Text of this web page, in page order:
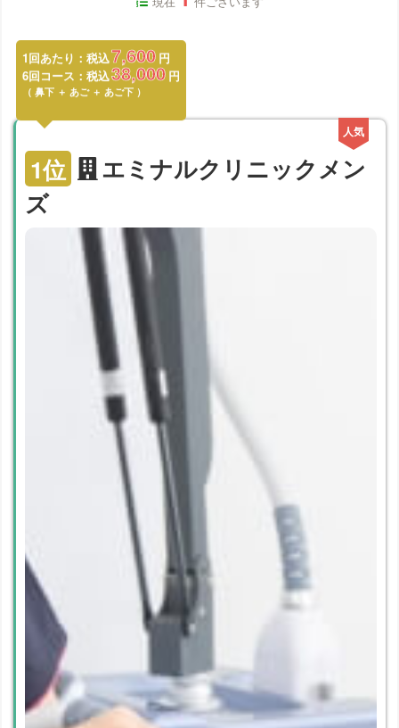
1回あたり：税込7,600 円
6回コース：税込38,000 円
鼻下 ＋ あご ＋ あご下
1位
エミナルクリニックメン
ズ